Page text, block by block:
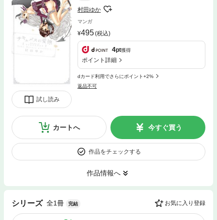
試し読み
村田ゆか
マンガ
495(税込)
4pt獲得
ポイント詳細
dカード利用でさらにポイント+2%
返品不可
カートへ 今すぐ買う
作品をチェックする
作品情報へ
シリーズ 全1冊 完結 お気に入り登録